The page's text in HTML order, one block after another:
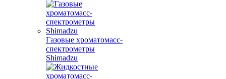
Газовые хроматомасс-
спектрометры
Shimadzu